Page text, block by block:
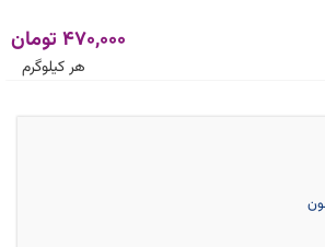
470,000 تومان
هر کیلوگرم